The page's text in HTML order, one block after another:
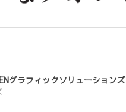
グラフィックソリューションズ